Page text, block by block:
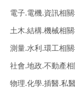
電子.電機.資訊相
土木.結構.機械相
測量.水利.環工相
社會.地政.不動產
物理.化學.插醫.私